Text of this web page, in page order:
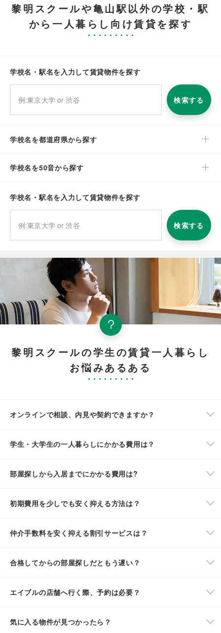
黎明スクールや亀山駅以外の学校・駅
から一人暮らし向け賃貸を探す
学校名・駅名を入力して賃貸物件を探す
検索する
学校名を都道府県から探す
学校名を50音から探す
学校名・駅名を入力して賃貸物件を探す
検索する
黎明スクールの学生の賃貸一人暮らし
お悩みあるある
オンラインで相談、内見や契約できますか？
学生・大学生の一人暮らしにかかる費用は？
部屋探しから入居までにかかる費用は?
初期費用を少しでも安く抑える方法は？
仲介手数料を安く抑える割引サービスは？
合格してからの部屋探しだともう遅い？
エイブルの店舗へ行く際、予約は必要？
気に入る物件が見つかったら？